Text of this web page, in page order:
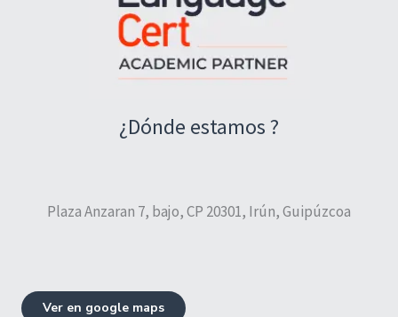
¿Dónde estamos ?
Plaza Anzaran 7, bajo, CP 20301, Irún, Guipúzcoa
Ver en google maps